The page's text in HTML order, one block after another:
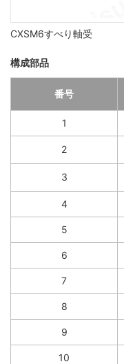
CXSM6すべり軸受
構成部品
番号
1
2
3
4
5
6
7
8
9
10